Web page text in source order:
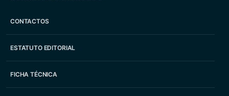
CONTACTOS
ESTATUTO EDITORIAL
FICHA TÉCNICA